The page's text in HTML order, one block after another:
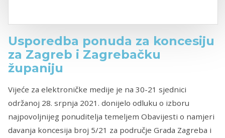
Usporedba ponuda za koncesiju
za Zagreb i Zagrebačku
županiju
Vijeće za elektroničke medije je na 30-21 sjednici
održanoj 28. srpnja 2021. donijelo odluku o izboru
najpovoljnijeg ponuditelja temeljem Obavijesti o namjeri
davanja koncesija broj 5/21 za područje Grada Zagreba i